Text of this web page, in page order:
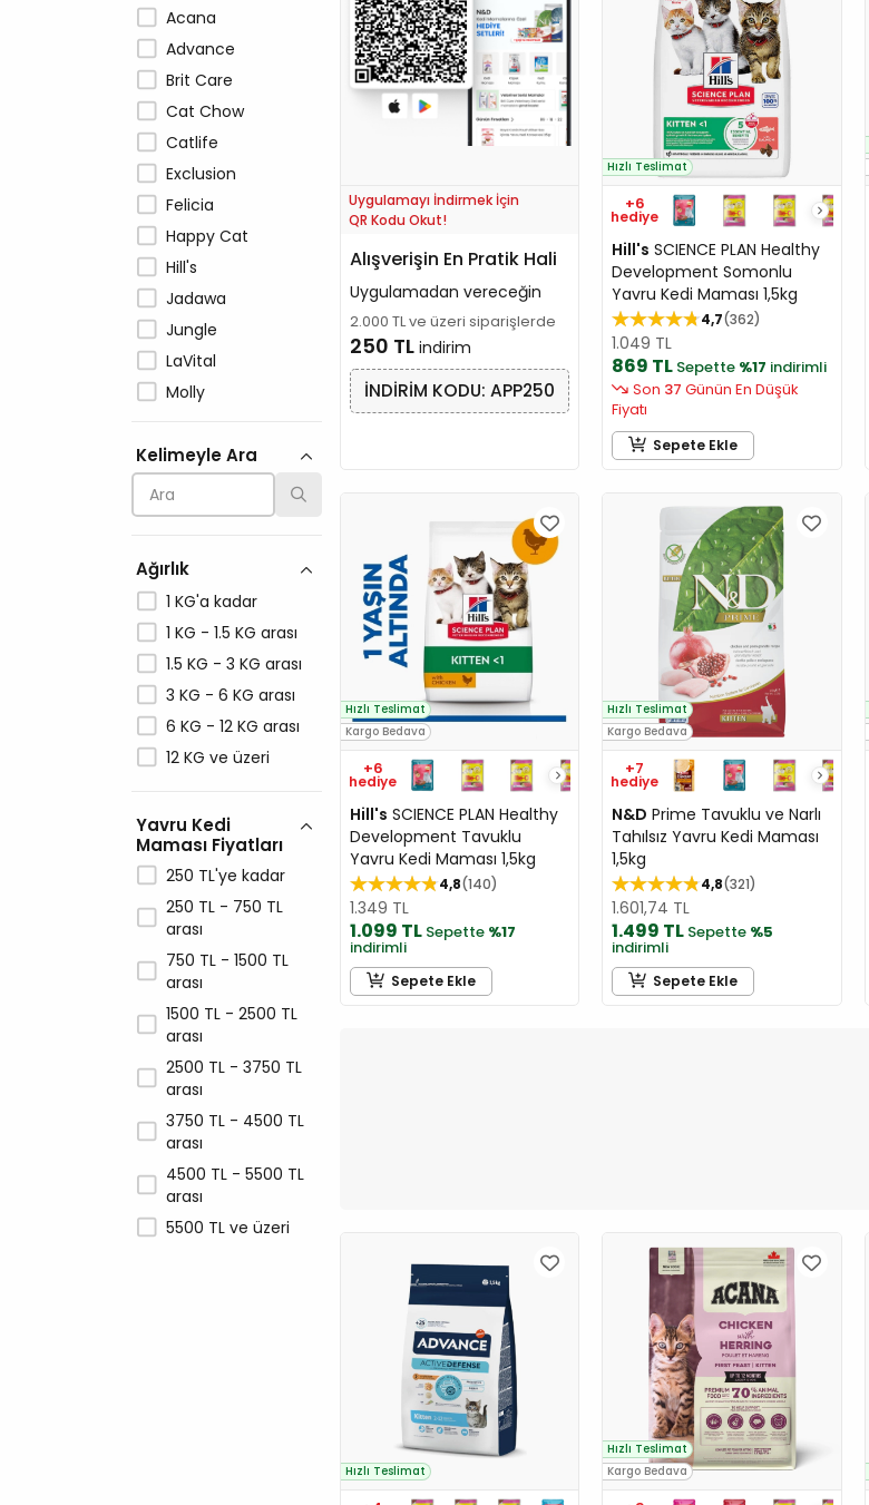
Acana
Advance
Brit Care
Cat Chow
Catlife
Exclusion
Felicia
Happy Cat
Hill's
Jadawa
Jungle
LaVital
Molly
Nutri
PERFECT FIT
Petlebi
Pro Plan
ProChoice
Reflex
Royal Canin
Spectrum
Unique
Vet Prive
Whiskas
Kelimeyle Ara
Ağırlık
1 KG'a kadar
1 KG - 1.5 KG arası
1.5 KG - 3 KG arası
3 KG - 6 KG arası
6 KG - 12 KG arası
12 KG ve üzeri
Yavru Kedi
Maması Fiyatları
250 TL'ye kadar
250 TL - 750 TL
arası
750 TL - 1500 TL
arası
1500 TL - 2500 TL
arası
2500 TL - 3750 TL
arası
3750 TL - 4500 TL
arası
4500 TL - 5500 TL
arası
5500 TL ve üzeri
Uygulamayı İndirmek İçin
QR Kodu Okut!
Alışverişin En Pratik Hali
Uygulamadan vereceğin
2.000 TL ve üzeri siparişlerde
250 TL indirim
İNDİRİM KODU: APP250
Hızlı Teslimat
+6
hediye
Hill's SCIENCE PLAN Healthy
Development Somonlu
Yavru Kedi Maması 1,5kg
4,7 362
1.049 TL
869 TL Sepette %17 indirimli
Son 37 Günün En Düşük
Fiyatı
Sepete Ekle
Kargo Bedava
Hızlı Teslimat
+6
hediye
Hill's SCIENCE PLAN Healthy
Development Tavuklu
Yavru Kedi Maması 1,5kg
4,8 140
1.349 TL
1.099 TL Sepette %17
indirimli
Sepete Ekle
Kargo Bedava
Hızlı Teslimat
+7
hediye
N&D Prime Tavuklu ve Narlı
Tahılsız Yavru Kedi Maması
1,5kg
4,8 321
1.601,74 TL
1.499 TL Sepette %5
indirimli
Sepete Ekle
Hızlı Teslimat Kargo Bedava
Hızlı Teslimat